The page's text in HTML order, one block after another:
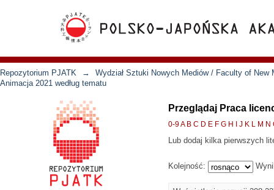
Repozytorium PJATK →
Wydział Sztuki Nowych Mediów / Faculty of New
Animacja 2021 według tematu
Przeglądaj Praca
0-9A B C D E F G H J K L M N
Lub dodaj kilka pierwszych
Kolejność: